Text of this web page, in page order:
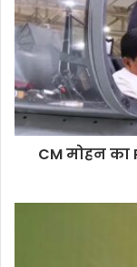
CM मोहन का